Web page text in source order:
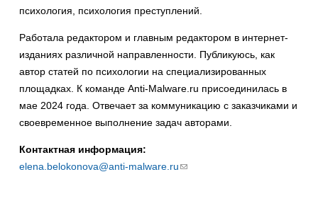
психология, психология преступлений.
Работала редактором и главным редактором в интернет-
изданиях различной направленности. Публикуюсь, как
автор статей по психологии на специализированных
площадках. К команде Anti-Malware.ru присоединилась в
мае 2024 года. Отвечает за коммуникацию с заказчиками и
своевременное выполнение задач авторами.
Контактная информация:
elena.belokonova@anti-malware.ru(ссылка